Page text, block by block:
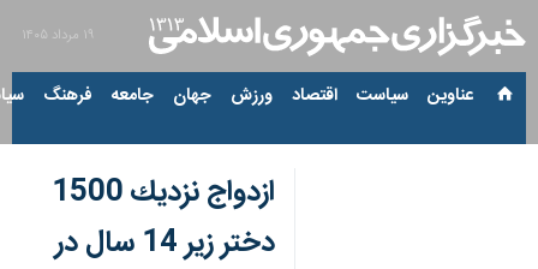
۱۹ مرداد ۱۴۰۵
عناوین‌ سیاست اقتصاد ورزش جهان جامعه فرهنگ
ازدواج نزديك 1500
دختر زير 14 سال در